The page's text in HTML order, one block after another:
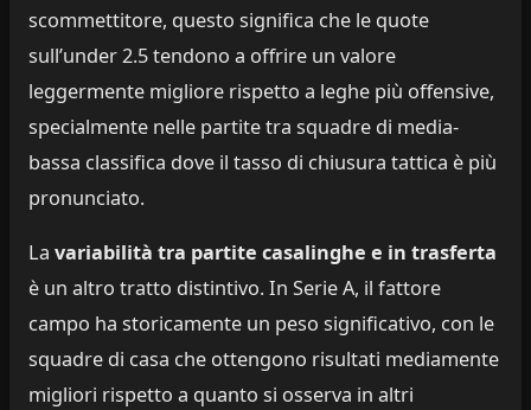
scommettitore, questo significa che le quote
sull’under 2.5 tendono a offrire un valore
leggermente migliore rispetto a leghe più offensive,
specialmente nelle partite tra squadre di media-
bassa classifica dove il tasso di chiusura tattica è più
pronunciato.
La variabilità tra partite casalinghe e in trasferta
è un altro tratto distintivo. In Serie A, il fattore
campo ha storicamente un peso significativo, con le
squadre di casa che ottengono risultati mediamente
migliori rispetto a quanto si osserva in altri